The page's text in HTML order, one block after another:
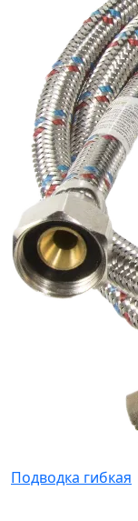
Подводка гибкая